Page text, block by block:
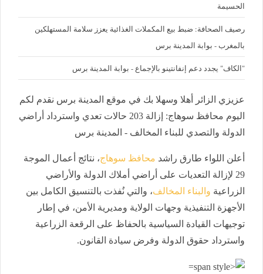
الحسيمة
رصيف الصحافة: ضبط بيع المكملات الغذائية يعزز سلامة المستهلكين
بالمغرب - بوابة المدينة برس
"الكاف" يجدد دعم إنفانتينو بالإجماع - بوابة المدينة برس
عزيزي الزائر أهلا وسهلا بك في موقع المدينة برس نقدم لكم
اليوم محافظ سوهاج: إزالة 203 حالات تعدي واسترداد أراضي
الدولة والتصدي للبناء المخالف - المدينة برس
أعلن اللواء طارق راشد محافظ سوهاج، نتائج أعمال الموجة
29 لإزالة التعديات على أراضي أملاك الدولة والأراضي
الزراعية والبناء المخالف، والتي نُفذت بالتنسيق الكامل بين
الأجهزة التنفيذية وجهات الولاية ومديرية الأمن، في إطار
توجيهات القيادة السياسية بالحفاظ على الرقعة الزراعية
واسترداد حقوق الدولة وفرض سيادة القانون.